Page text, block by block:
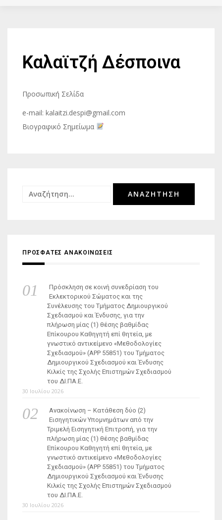
Καλαϊτζή Δέσποινα
Προσωπική Σελίδα
e-mail: kalaitzi.despi@gmail.com
Βιογραφικό Σημείωμα
Αναζήτηση
ΠΡΟΣΦΑΤΕΣ ΑΝΑΚΟΙΝΩΣΕΙΣ
Πρόσκληση σε κοινή συνεδρίαση του
Εκλεκτορικού Σώματος και της
Συνέλευσης του Τμήματος Δημιουργικού
Σχεδιασμού και Ένδυσης, για την
πλήρωση μίας (1) θέσης βαθμίδας
Επίκουρου Καθηγητή επί θητεία, με
γνωστικό αντικείμενο «Μεθοδολογίες
Σχεδιασμού» (ΑΡΡ 55851) του Τμήματος
Δημιουργικού Σχεδιασμού και Ένδυσης
Κιλκίς της Σχολής Επιστημών Σχεδιασμού
του ΔΙ.ΠΑ.Ε.
30 Ιουλίου 2026
Ανακοίνωση – Κατάθεση δύο (2)
Εισηγητικών Υπομνημάτων από την
Τριμελή Εισηγητική Επιτροπή, για την
πλήρωση μίας (1) θέσης βαθμίδας
Επίκουρου Καθηγητή επί θητεία, με
γνωστικό αντικείμενο «Μεθοδολογίες
Σχεδιασμού» (ΑΡΡ 55851) του Τμήματος
Δημιουργικού Σχεδιασμού και Ένδυσης
Κιλκίς της Σχολής Επιστημών Σχεδιασμού
του ΔΙ.ΠΑ.Ε.
30 Ιουλίου 2026